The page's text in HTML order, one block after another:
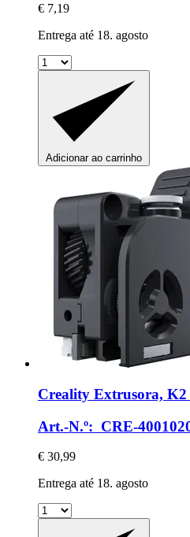
€ 7,19
Entrega até 18. agosto
Adicionar ao carrinho
Creality Extrusora,
Art.-N.º: CRE-
€ 30,99
Entrega até 18. agosto